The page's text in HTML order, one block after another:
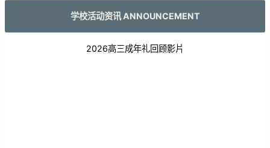
学校活动资讯 ANNOUNCEMENT
2026高三成年礼回顾影片